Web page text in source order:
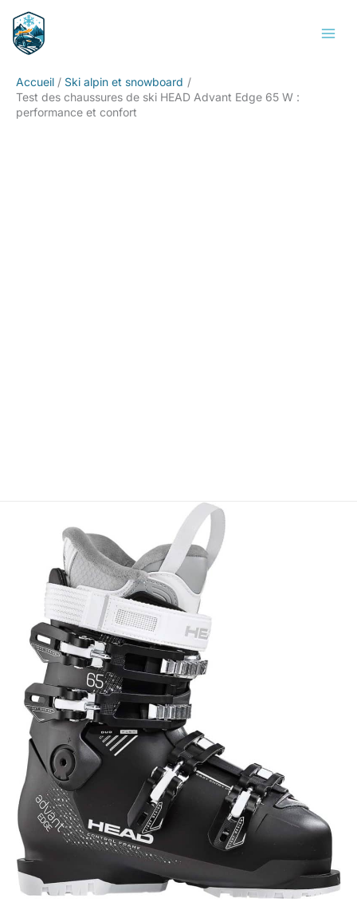
contenu
Accueil
Ski alpin et snowboard
Test des chaussures de ski HEAD Advant Edge 65 W :
performance et confort
Rechercher